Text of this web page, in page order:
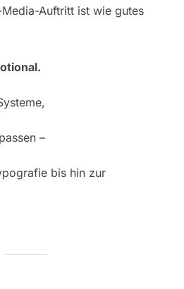
Auftritt ist wie gutes
–
bis hin zur